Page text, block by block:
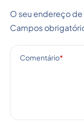
O seu endereço
Campos
Comentário*